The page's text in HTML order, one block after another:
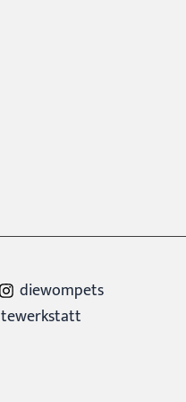
diewompets